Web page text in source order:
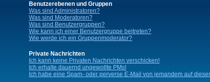
Benutzerebenen und Gruppen
Was sind Administratoren?
Was sind Moderatoren?
Was sind Benutzergruppen?
Wie kann ich einer Benutzergruppe beitreten?
Wie werde ich ein Gruppenmoderator?
Private Nachrichten
Ich kann keine Privaten Nachrichten verschicken!
Ich erhalte dauernd ungewollte PMs!
Ich habe eine Spam- oder perverse E-Mail von jemandem auf